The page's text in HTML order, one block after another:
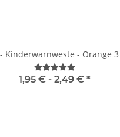
Kinderwarnweste - Orange
1,95 € - 2,49 € *